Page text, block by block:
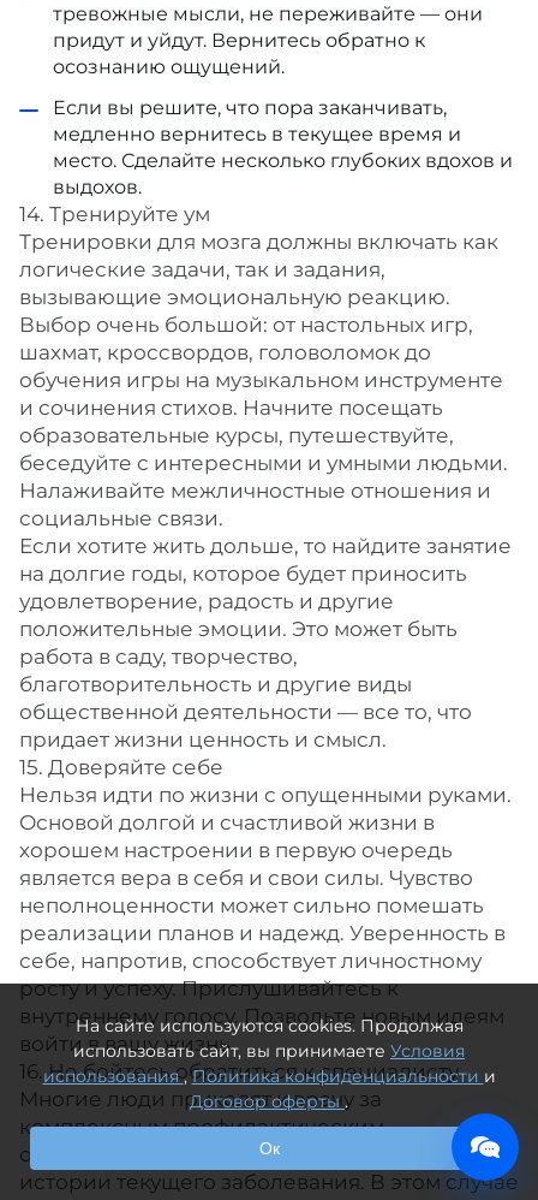
тревожные мысли, не переживайте — они
придут и уйдут. Вернитесь обратно к
осознанию ощущений.
Если вы решите, что пора заканчивать,
медленно вернитесь в текущее время и
место. Сделайте несколько глубоких вдохов и
выдохов.
14. Тренируйте ум
Тренировки для мозга должны включать как
логические задачи, так и задания,
вызывающие эмоциональную реакцию.
Выбор очень большой: от настольных игр,
шахмат, кроссвордов, головоломок до
обучения игры на музыкальном инструменте
и сочинения стихов. Начните посещать
образовательные курсы, путешествуйте,
беседуйте с интересными и умными людьми.
Налаживайте межличностные отношения и
социальные связи.
Если хотите жить дольше, то найдите занятие
на долгие годы, которое будет приносить
удовлетворение, радость и другие
положительные эмоции. Это может быть
работа в саду, творчество,
благотворительность и другие виды
общественной деятельности — все то, что
придает жизни ценность и смысл.
15. Доверяйте себе
Нельзя идти по жизни с опущенными руками.
Основой долгой и счастливой жизни в
хорошем настроении в первую очередь
является вера в себя и свои силы. Чувство
неполноценности может сильно помешать
реализации планов и надежд. Уверенность в
себе, напротив, способствует личностному
росту и успеху. Прислушивайтесь к
внутреннему голосу. Позвольте новым идеям
войти в вашу жизнь.
16. Не бойтесь обратиться к специалисту
Многие люди приходят к врачу за
комплексным профилактическим
обследованием, когда у них нет жалоб и
истории текущего заболевания. В этом случае
На сайте используются cookies. Продолжая
использовать сайт, вы принимаете Условия
использования,Политика конфиденциальности и
Договор оферты.
Ок